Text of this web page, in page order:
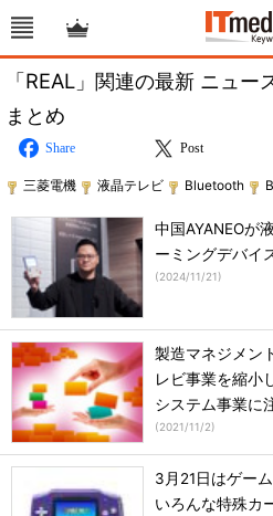
「REAL」関連の最新 ニュ
まとめ
Share Post
三菱電機 液晶テレビ Bluetooth
中国AYANEOが
ーミングデバイ
(2024/11/21)
製造マネジメン
レビ事業を縮小
システム事業に
(2021/11/2)
3月21日はゲー
いろんな特殊カ